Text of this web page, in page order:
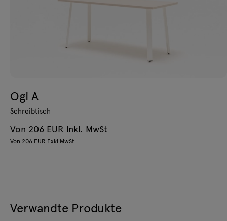
Ogi A
Schreibtisch
Von 206 EUR Inkl. MwSt
Von 206 EUR Exkl MwSt
Verwandte Produkte